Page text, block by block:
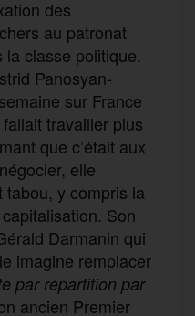
des
au patronat
classe politique.
Panosyan-
sur France
fallait travailler plus
que c’était aux
elle
tabou, y compris la
Son
Darmanin qui
imagine remplacer
par répartition par
ancien Premier